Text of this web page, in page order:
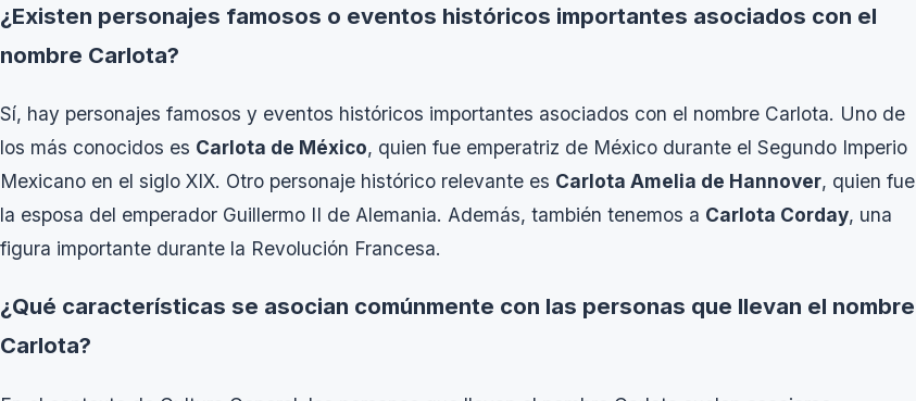
¿Existen personajes famosos o eventos históricos importantes asociados con el
nombre Carlota?
Sí, hay personajes famosos y eventos históricos importantes asociados con el nombre Carlota. Uno de
los más conocidos es Carlota de México, quien fue emperatriz de México durante el Segundo Imperio
Mexicano en el siglo XIX. Otro personaje histórico relevante es Carlota Amelia de Hannover, quien fue
la esposa del emperador Guillermo II de Alemania. Además, también tenemos a Carlota Corday, una
figura importante durante la Revolución Francesa.
¿Qué características se asocian comúnmente con las personas que llevan el nombre
Carlota?